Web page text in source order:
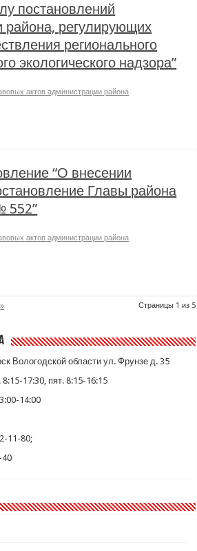
постановлений
района, регулирующих
регионального
экологического надзора”
актов администрации района
“О внесении
Главы района
552”
актов администрации района
Страницы 1 из 5
»
Вологодской области ул. Фрунзе д. 35
8:15-17:30, пят. 8:15-16:15
14:00
11-80;
40